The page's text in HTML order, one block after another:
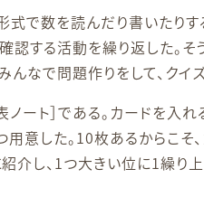
式で数を読んだり書いたり
する活動を繰り返した。そ
んなで問題作りをして、クイ
ノート］である。カードを入
意した。10枚あるからこそ
介し、1つ大きい位に1繰り